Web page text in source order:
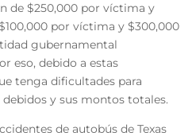
de $250,000 por víctima y
por víctima y $300,000
gubernamental
eso, debido a estas
tenga dificultades para
y sus montos totales.
de autobús de Texas